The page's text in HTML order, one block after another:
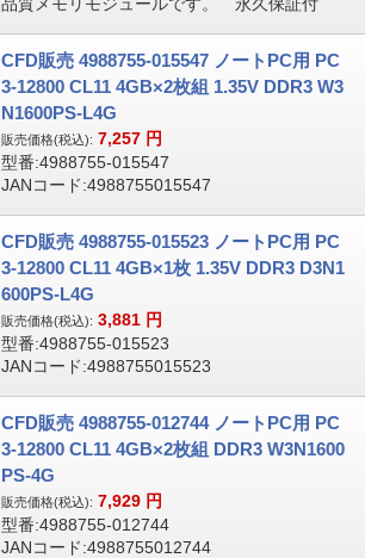
CFD販売 4988755-015547 ノートPC用 PC
3-12800 CL11 4GB×2枚組 1.35V DDR3 W3
N1600PS-L4G
販売価格(税込): 7,257 円
型番:4988755-015547
JANコード:4988755015547
CFD販売 4988755-015523 ノートPC用 PC
3-12800 CL11 4GB×1枚 1.35V DDR3 D3N1
600PS-L4G
販売価格(税込): 3,881 円
型番:4988755-015523
JANコード:4988755015523
CFD販売 4988755-012744 ノートPC用 PC
3-12800 CL11 4GB×2枚組 DDR3 W3N1600
PS-4G
販売価格(税込): 7,929 円
型番:4988755-012744
JANコード:4988755012744